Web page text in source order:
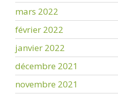
mars 2022
février 2022
janvier 2022
décembre 2021
novembre 2021